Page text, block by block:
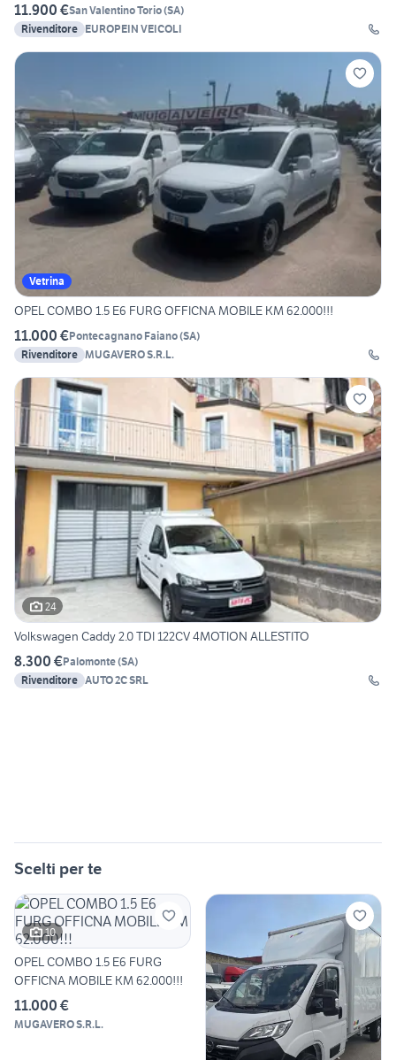
11.900 €San Valentino Torio(SA)
Rivenditore EUROPEIN VEICOLI
Vetrina
OPEL COMBO 1.5 E6 FURG OFFICNA MOBILE KM 62.000!!!
11.000 €Pontecagnano Faiano(SA)
Rivenditore MUGAVERO S.R.L.
24
Volkswagen Caddy 2.0 TDI 122CV 4MOTION ALLESTITO
8.300 €Palomonte(SA)
Rivenditore AUTO 2C SRL
Scelti per te
10
OPEL COMBO 1.5 E6 FURG
OFFICNA MOBILE KM 62.000!!!
11.000 €
MUGAVERO S.R.L.